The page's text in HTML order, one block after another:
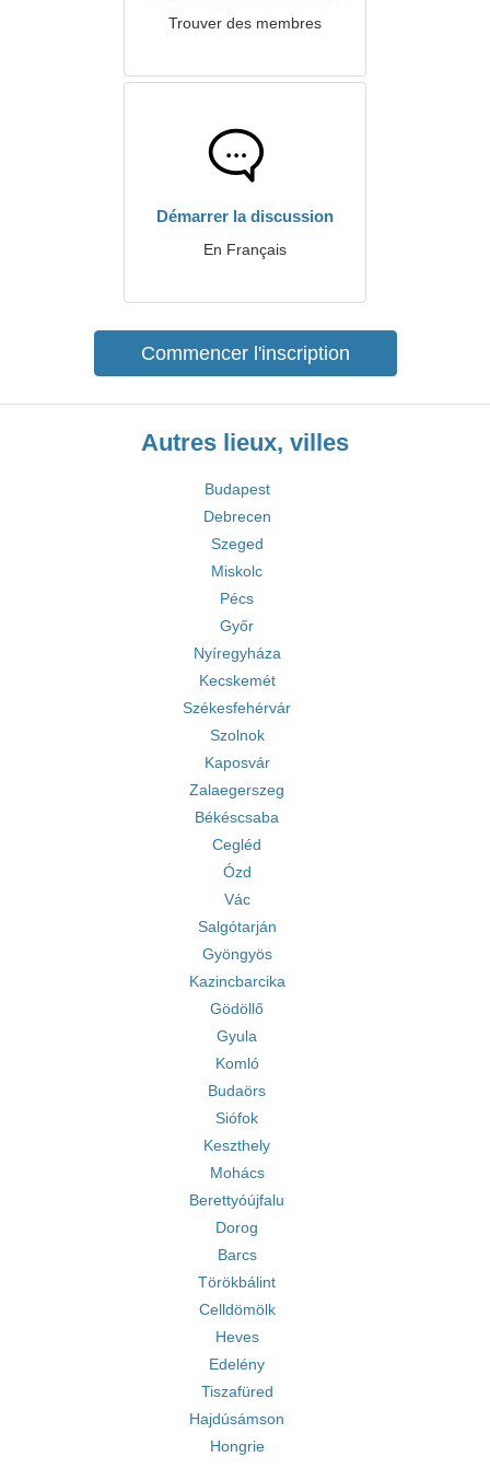
Trouver des membres
Démarrer la discussion
En Français
Commencer l'inscription
Autres lieux, villes
Budapest
Debrecen
Szeged
Miskolc
Pécs
Győr
Nyíregyháza
Kecskemét
Székesfehérvár
Szolnok
Kaposvár
Zalaegerszeg
Békéscsaba
Cegléd
Ózd
Vác
Salgótarján
Gyöngyös
Kazincbarcika
Gödöllő
Gyula
Komló
Budaörs
Siófok
Keszthely
Mohács
Berettyóújfalu
Dorog
Barcs
Törökbálint
Celldömölk
Heves
Edelény
Tiszafüred
Hajdúsámson
Hongrie